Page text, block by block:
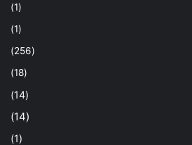
(1)
(1)
(256)
(18)
(14)
(14)
(1)